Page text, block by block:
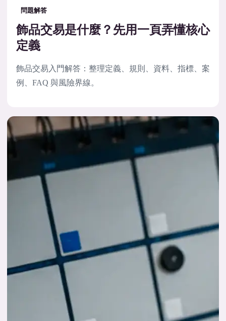
問題解答
飾品交易是什麼？先用一頁弄懂核心
定義
飾品交易入門解答：整理定義、規則、資料、指標、案
例、FAQ 與風險界線。